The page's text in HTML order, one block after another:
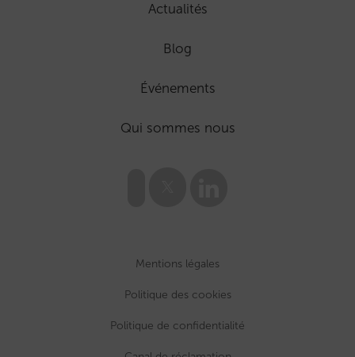
Actualités
Blog
Événements
Qui sommes nous
Mentions légales
Politique des cookies
Politique de confidentialité